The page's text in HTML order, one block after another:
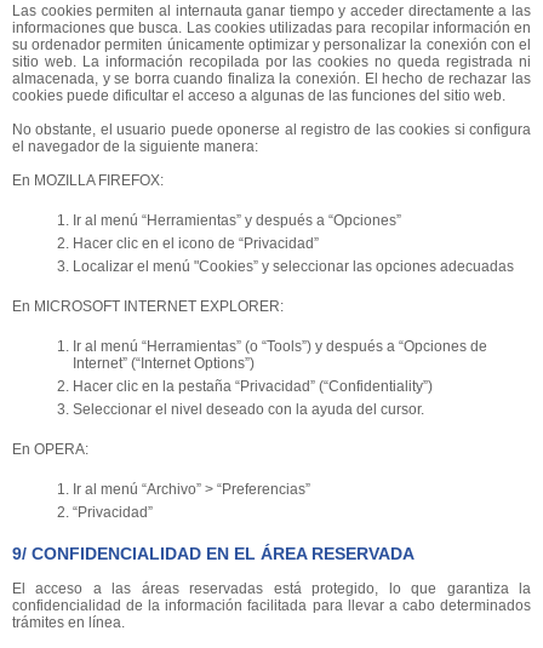
Las cookies permiten al internauta ganar tiempo y acceder directamente a las
informaciones que busca. Las cookies utilizadas para recopilar información en
su ordenador permiten únicamente optimizar y personalizar la conexión con el
sitio web. La información recopilada por las cookies no queda registrada ni
almacenada, y se borra cuando finaliza la conexión. El hecho de rechazar las
cookies puede dificultar el acceso a algunas de las funciones del sitio web.
No obstante, el usuario puede oponerse al registro de las cookies si configura
el navegador de la siguiente manera:
En MOZILLA FIREFOX:
Ir al menú “Herramientas” y después a “Opciones”
Hacer clic en el icono de “Privacidad”
Localizar el menú "Cookies” y seleccionar las opciones adecuadas
En MICROSOFT INTERNET EXPLORER:
Ir al menú “Herramientas” (o “Tools”) y después a “Opciones de
Internet” (“Internet Options”)
Hacer clic en la pestaña “Privacidad” (“Confidentiality”)
Seleccionar el nivel deseado con la ayuda del cursor.
En OPERA:
Ir al menú “Archivo” > “Preferencias”
“Privacidad”
9/ CONFIDENCIALIDAD EN EL ÁREA RESERVADA
El acceso a las áreas reservadas está protegido, lo que garantiza la
confidencialidad de la información facilitada para llevar a cabo determinados
trámites en línea.